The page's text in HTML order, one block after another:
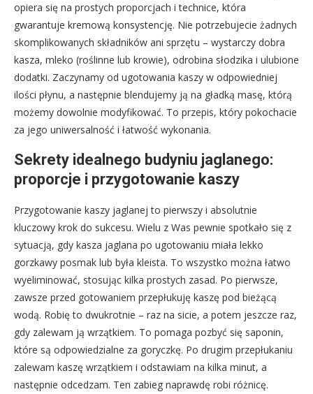
opiera się na prostych proporcjach i technice, która
gwarantuje kremową konsystencję. Nie potrzebujecie żadnych
skomplikowanych składników ani sprzętu – wystarczy dobra
kasza, mleko (roślinne lub krowie), odrobina słodzika i ulubione
dodatki. Zaczynamy od ugotowania kaszy w odpowiedniej
ilości płynu, a następnie blendujemy ją na gładką masę, którą
możemy dowolnie modyfikować. To przepis, który pokochacie
za jego uniwersalność i łatwość wykonania.
Sekrety idealnego budyniu jaglanego:
proporcje i przygotowanie kaszy
Przygotowanie kaszy jaglanej to pierwszy i absolutnie
kluczowy krok do sukcesu. Wielu z Was pewnie spotkało się z
sytuacją, gdy kasza jaglana po ugotowaniu miała lekko
gorzkawy posmak lub była kleista. To wszystko można łatwo
wyeliminować, stosując kilka prostych zasad. Po pierwsze,
zawsze przed gotowaniem przepłukuję kaszę pod bieżącą
wodą. Robię to dwukrotnie – raz na sicie, a potem jeszcze raz,
gdy zalewam ją wrzątkiem. To pomaga pozbyć się saponin,
które są odpowiedzialne za goryczkę. Po drugim przepłukaniu
zalewam kaszę wrzątkiem i odstawiam na kilka minut, a
następnie odcedzam. Ten zabieg naprawdę robi różnicę.